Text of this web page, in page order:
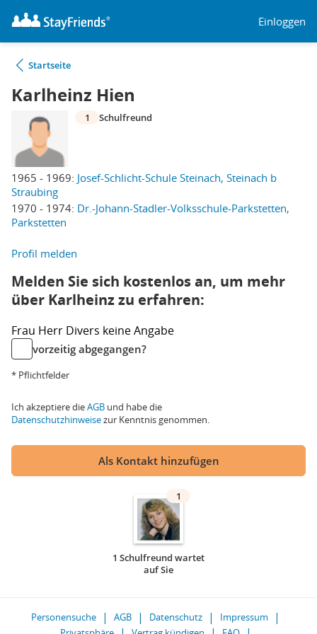
Einloggen
Startseite
Karlheinz Hien
1965 - 1969: Josef-Schlicht-Schule Steinach, Steinach b
Straubing
1970 - 1974: Dr.-Johann-Stadler-Volksschule-Parkstetten,
Parkstetten
1 Schulfreund
Profil melden
Melden Sie sich kostenlos an, um mehr
über Karlheinz zu erfahren:
Frau Herr Divers keine Angabe
vorzeitig abgegangen?
* Pflichtfelder
Ich akzeptiere dieAGB und habe die
Datenschutzhinweisezur Kenntnis genommen.
Als Kontakt hinzufügen
1
1 Schulfreund wartet
auf Sie
Personensuche AGB Datenschutz
Impressum